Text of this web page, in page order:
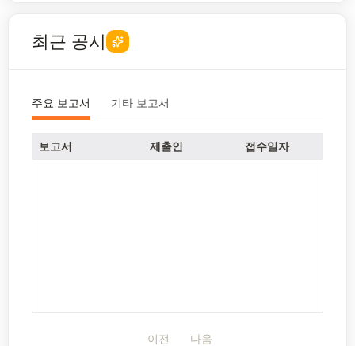
최근 공시
주요 보고서 기타 보고서
보고서 제출인 접수일자
이전 다음